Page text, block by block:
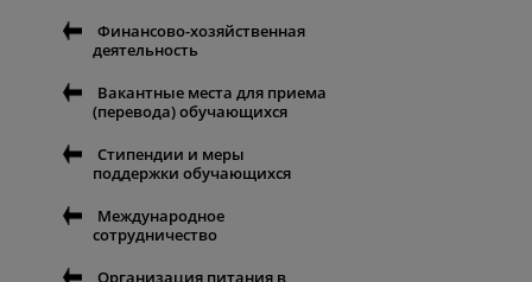
Финансово-хозяйственная
деятельность
Вакантные места для приема
(перевода) обучающихся
Стипендии и меры
поддержки обучающихся
Международное
сотрудничество
Организация питания в